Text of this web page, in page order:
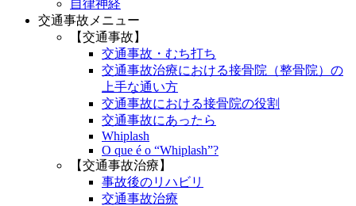
自律神経
交通事故メニュー
【交通事故】
交通事故・むち打ち
交通事故治療における接骨院（整骨院）の
上手な通い方
交通事故における接骨院の役割
交通事故にあったら
Whiplash
O que é o “Whiplash”?
【交通事故治療】
事故後のリハビリ
交通事故治療